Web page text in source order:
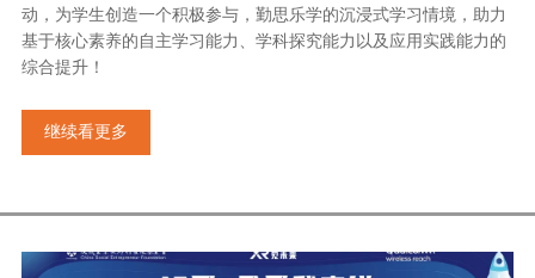
动，为学生创造一个积极参与，勤思乐学的沉浸式学习情境，助力
基于核心素养的自主学习能力、学科探究能力以及应用实践能力的
综合提升！
继续看更多